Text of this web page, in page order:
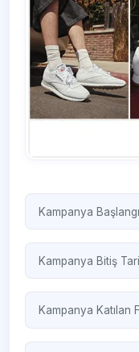
Kampanya
Kampanya Bitiş
Kampanya Katılan